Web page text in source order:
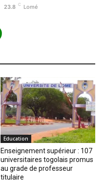
23.8 C Lomé
Education
Enseignement supérieur : 107
universitaires togolais promus
au grade de professeur
titulaire